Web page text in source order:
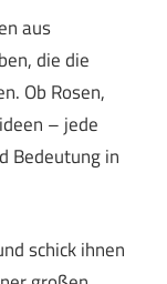
aus
die die
Ob Rosen,
– jede
Bedeutung in
schick ihnen